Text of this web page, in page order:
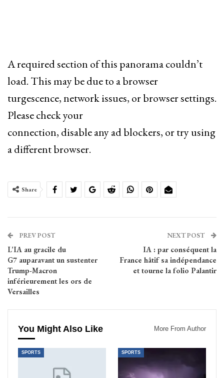
A required section of this panorama couldn’t
load. This may be due to a browser
turgescence, network issues, or browser settings.
Please check your
connection, disable any ad blockers, or try using
a different browser.
Share
PREV POST
L’IA au gracile du
G7 auparavant un sustenter
Trump-Macron
inférieurement les ors de
Versailles
NEXT POST
IA : par conséquent la
France hâtif sa indépendance
et tourne la folio Palantir
You Might Also Like More From Author
SPORTS SPORTS